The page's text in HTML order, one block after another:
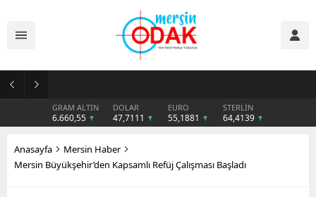
GRAM ALTIN
6.660,55
DOLAR
47,7111
EURO
55,1881
STERLİN
64,4139
Anasayfa
Mersin Haber
Mersin Büyükşehir’den Kapsamlı Refüj Çalışması Başladı